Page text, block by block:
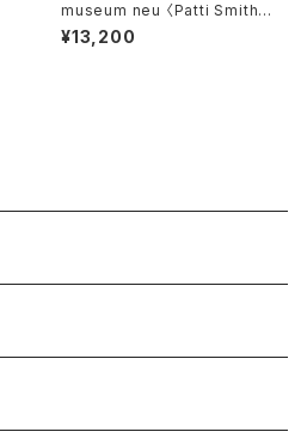
museum neu 〈Patti Smith T
ank〉
¥13,200